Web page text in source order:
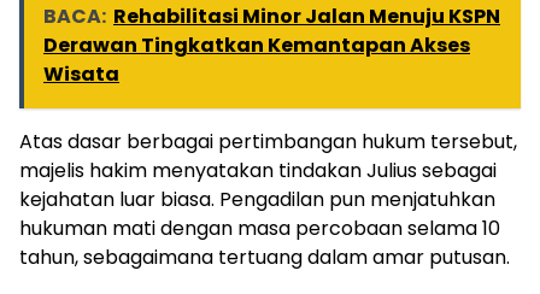
BACA: Rehabilitasi Minor Jalan Menuju KSPN
Derawan Tingkatkan Kemantapan Akses
Wisata
Atas dasar berbagai pertimbangan hukum tersebut,
majelis hakim menyatakan tindakan Julius sebagai
kejahatan luar biasa. Pengadilan pun menjatuhkan
hukuman mati dengan masa percobaan selama 10
tahun, sebagaimana tertuang dalam amar putusan.